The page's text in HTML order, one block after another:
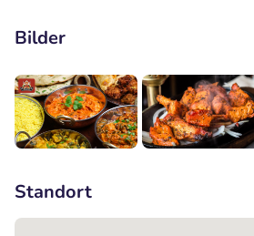
Bilder
Standort